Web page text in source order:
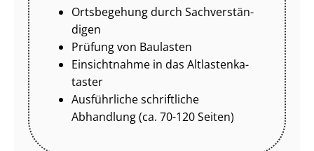
Ortsbegehung durch Sach­ver­stän­
di­gen
Prüfung von Baulasten
Einsichtnahme in das Alt­las­ten­ka­
tas­ter
Ausführliche schriftliche
Abhandlung (ca. 70-120 Seiten)